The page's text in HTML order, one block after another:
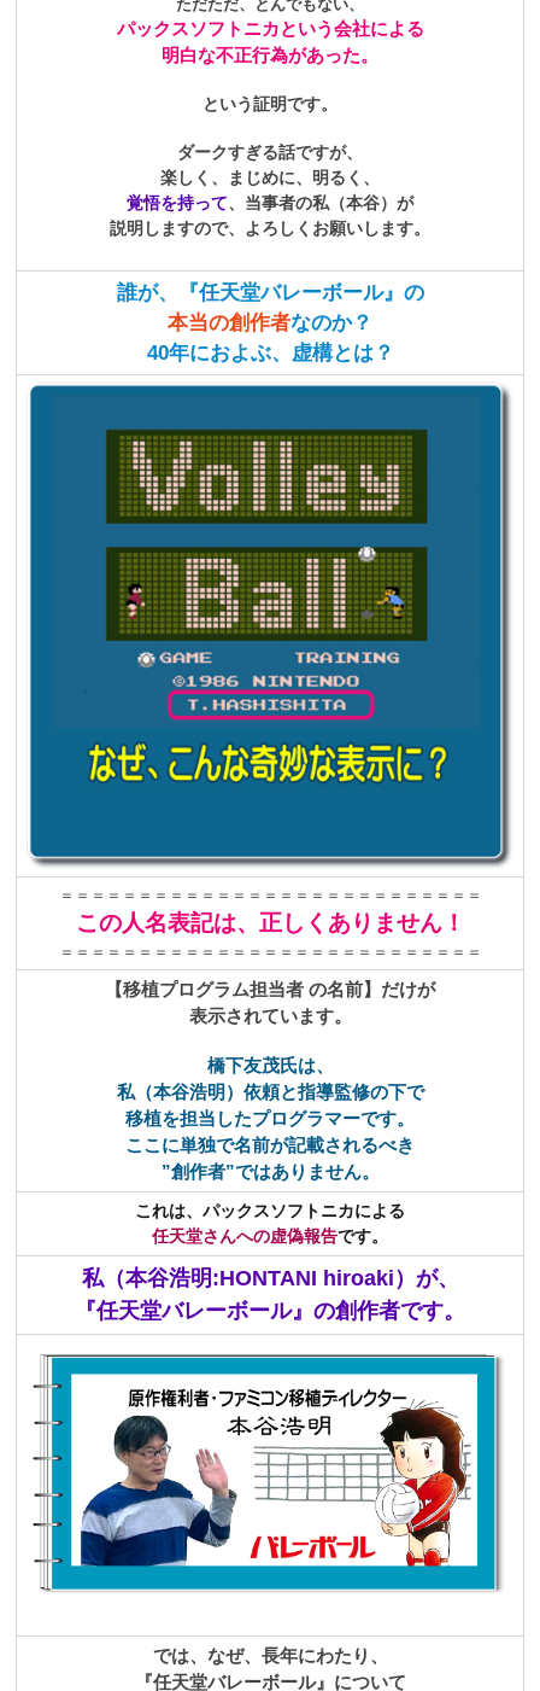
ただただ、とんでもない、
パックスソフトニカという会社による
明白な不正行為があった。
という証明です。
ダークすぎる話ですが、
楽しく、まじめに、明るく、
覚悟を持って、当事者の私（本谷）が
説明しますので、よろしくお願いします。
誰が、『任天堂バレーボール』の
本当の創作者なのか？
40年におよぶ、虚構とは？
＝＝＝＝＝＝＝＝＝＝＝＝＝＝＝＝＝＝＝＝＝＝＝＝＝＝＝
この人名表記は、正しくありません！
＝＝＝＝＝＝＝＝＝＝＝＝＝＝＝＝＝＝＝＝＝＝＝＝＝＝＝
【移植プログラム担当者 の名前】だけが
表示されています。
橋下友茂氏は、
私（本谷浩明）依頼と指導監修の下で
移植を担当したプログラマーです。
ここに単独で名前が記載されるべき
”創作者”ではありません。
これは、パックスソフトニカによる
任天堂さんへの虚偽報告です。
私（本谷浩明:HONTANI hiroaki）が、
『任天堂バレーボール』の創作者です。
では、なぜ、長年にわたり、
『任天堂バレーボール』について